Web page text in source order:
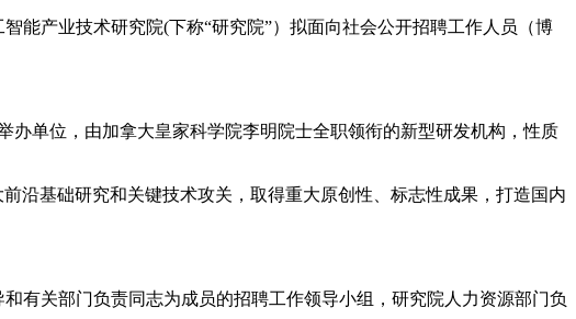
能产业技术研究院(下称“研究院”）拟面向社会公开招聘工作人员（博
单位，由加拿大皇家科学院李明院士全职领衔的新型研发机构，性质
沿基础研究和关键技术攻关，取得重大原创性、标志性成果，打造国内
有关部门负责同志为成员的招聘工作领导小组，研究院人力资源部门负